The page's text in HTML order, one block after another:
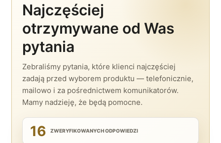
Najczęściej
otrzymywane od Was
pytania
Zebraliśmy pytania, które klienci najczęściej
zadają przed wyborem produktu — telefonicznie,
mailowo i za pośrednictwem komunikatorów.
Mamy nadzieję, że będą pomocne.
16 ZWERYFIKOWANYCH ODPOWIEDZI